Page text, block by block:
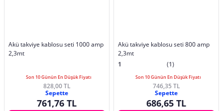
Akü takviye kablosu seti 1000 amp
2,3mt
Son 10 Günün En Düşük Fiyatı
828,00 TL
Sepette
761,76 TL
Akü takviye kablosu seti 800 amp
2,3mt
1
(1)
Son 10 Günün En Düşük Fiyatı
746,35 TL
Sepette
686,65 TL